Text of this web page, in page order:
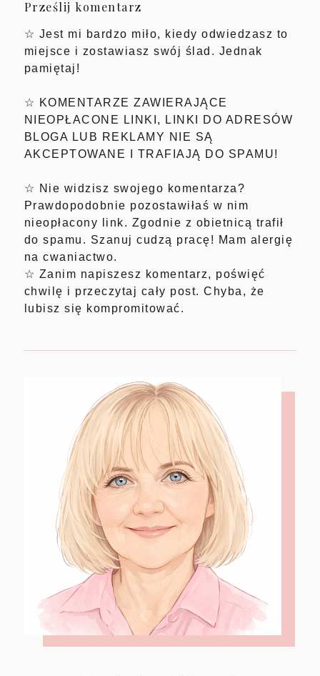
Prześlij komentarz
☆ Jest mi bardzo miło, kiedy odwiedzasz to
miejsce i zostawiasz swój ślad. Jednak
pamiętaj!
☆ KOMENTARZE ZAWIERAJĄCE
NIEOPŁACONE LINKI, LINKI DO ADRESÓW
BLOGA LUB REKLAMY NIE SĄ
AKCEPTOWANE I TRAFIAJĄ DO SPAMU!
☆ Nie widzisz swojego komentarza?
Prawdopodobnie pozostawiłaś w nim
nieopłacony link. Zgodnie z obietnicą trafił
do spamu. Szanuj cudzą pracę! Mam alergię
na cwaniactwo.
☆ Zanim napiszesz komentarz, poświęć
chwilę i przeczytaj cały post. Chyba, że
lubisz się kompromitować.